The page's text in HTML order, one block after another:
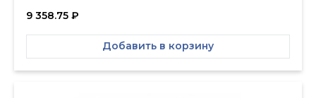
9 358.75 ₽
Добавить в корзину